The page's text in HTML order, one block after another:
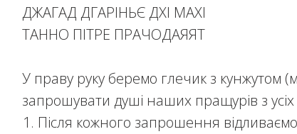
ДЖАГАД ДГАРІНЬЄ ДХІ МАХІ
ТАННО ПІТРЕ ПРАЧОДАЯЯТ
У праву руку беремо глечик з кунжутом
запрошувати душі наших пращурів з
Після кожного запрошення